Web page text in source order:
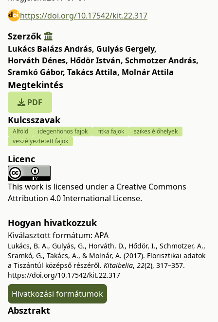
https://doi.org/10.17542/kit.22.317
Szerzők
Lukács Balázs András, Gulyás Gergely,
Horváth Dénes, Hődör István, Schmotzer András,
Sramkó Gábor, Takács Attila, Molnár Attila
Megtekintés
PDF
Kulcsszavak
Alföld idegenhonos fajok ritka fajok
szikes élőhelyek
veszélyeztetett fajok
Licenc
This work is licensed under a Creative Commons
Attribution 4.0 International License.
Hogyan hivatkozzuk
Kiválasztott formátum: APA
Lukács, B. A., Gulyás, G., Horváth, D., Hődör, I., Schmotzer, A.,
Sramkó, G., Takács, A., & Molnár, A. (2017). Florisztikai adatok
a Tiszántúl középső részéről. Kitaibelia, 22(2), 317–357.
https://doi.org/10.17542/kit.22.317
Hivatkozási formátumok
Absztrakt